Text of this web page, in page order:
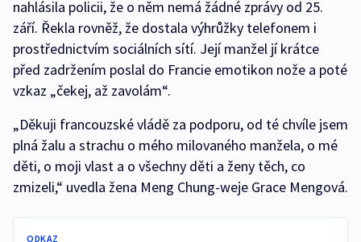
nahlásila policii, že o něm nemá žádné zprávy od 25.
září. Řekla rovněž, že dostala výhrůžky telefonem i
prostřednictvím sociálních sítí. Její manžel jí krátce
před zadržením poslal do Francie emotikon nože a poté
vzkaz „čekej, až zavolám“.
„Děkuji francouzské vládě za podporu, od té chvíle jsem
plná žalu a strachu o mého milovaného manžela, o mé
děti, o moji vlast a o všechny děti a ženy těch, co
zmizeli,“ uvedla žena Meng Chung-weje Grace Mengová.
ODKAZ